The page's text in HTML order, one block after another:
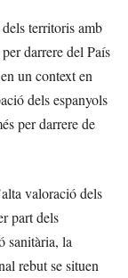
territoris amb
darrere del País
un context en
dels espanyols
per darrere de
valoració dels
part dels
sanitària, la
rebut se situen